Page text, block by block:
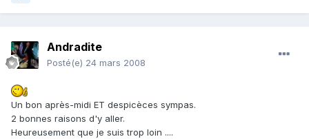
Andradite
Posté(e) 24 mars 2008
Un bon après-midi ET despicèces sympas.
2 bonnes raisons d'y aller.
Heureusement que je suis trop loin ....